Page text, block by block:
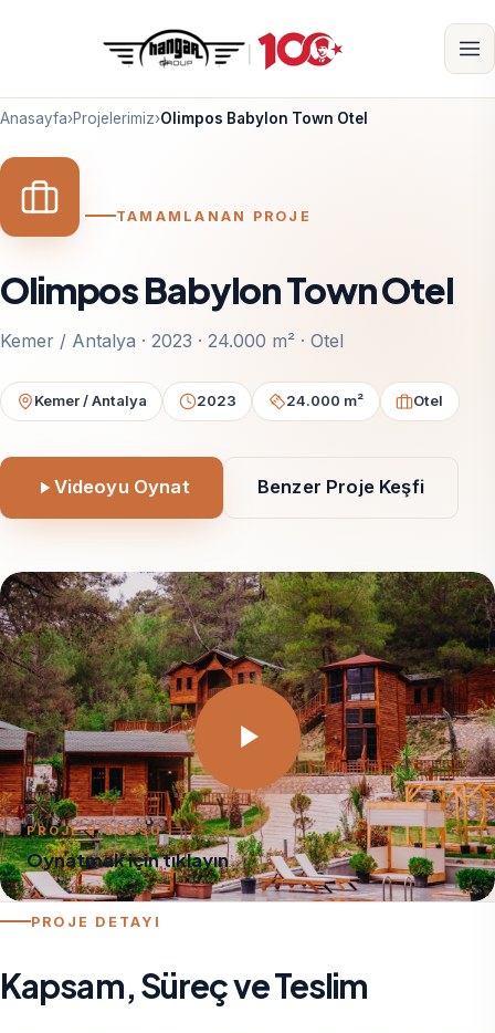
Anasayfa›Projelerimiz›Olimpos Babylon Town Otel
TAMAMLANAN PROJE
Olimpos Babylon Town Otel
Kemer / Antalya · 2023 · 24.000 m² · Otel
Kemer / Antalya 2023 24.000 m² Otel
Videoyu Oynat Benzer Proje Keşfi
PROJE VİDEOSU
Oynatmak için tıklayın
PROJE DETAYI
Kapsam, Süreç ve Teslim